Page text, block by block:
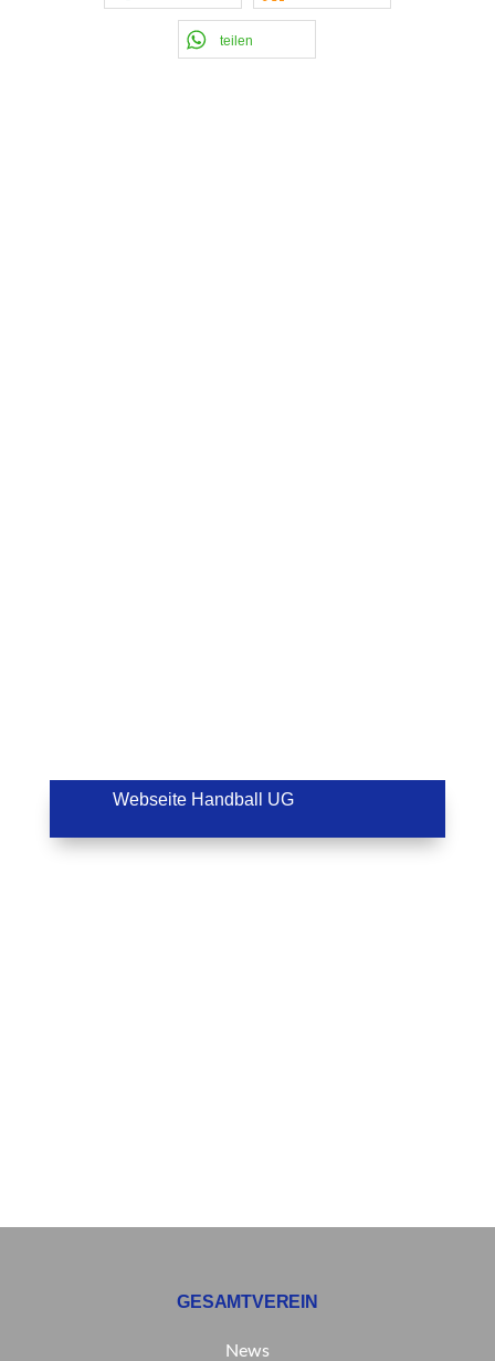
teilen
Webseite Handball UG
GESAMTVEREIN
News